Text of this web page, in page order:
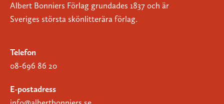
Albert Bonniers Förlag grundades 1837 och är
Sveriges största skönlitterära förlag.
Telefon
08-696 86 20
E-postadress